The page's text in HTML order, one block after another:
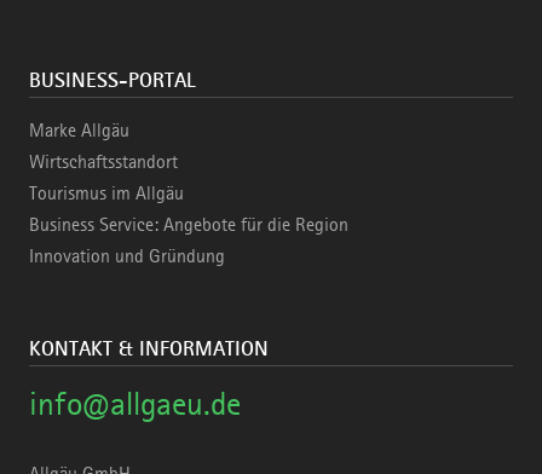
BUSINESS-PORTAL
Marke Allgäu
Wirtschaftsstandort
Tourismus im Allgäu
Business Service: Angebote für die Region
Innovation und Gründung
KONTAKT & INFORMATION
info@allgaeu.de